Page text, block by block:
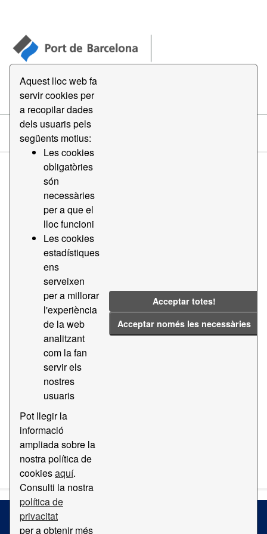
Aquest lloc web fa
servir cookies per
a recopilar dades
dels usuaris pels
següents motius:
Les cookies
obligatòries
són
necessàries
per a que el
lloc funcioni
Les cookies
estadístiques
ens
serveixen
per a millorar
l'experiència
de la web
analitzant
com la fan
servir els
nostres
usuaris
Pot llegir la
informació
ampliada sobre la
nostra política de
cookiesaquí.
Consulti la nostra
política de
privacitat
per a obtenir més
Acceptar totes!
Acceptar només les necessàries
Open Data
Datasets
Order by
1 conjunt de dades trobat
Geografia i Localització Tags:
2019
2018
2014
2011
Filter Results
Ortofotomapa
Mapa amb ortofotomapa del Port de Barcelona
Docs).